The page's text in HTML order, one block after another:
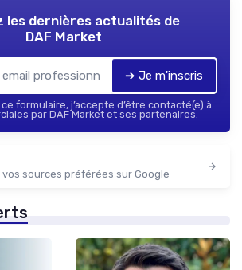
les dernières actualités de
DAF Market
➔ Je m'inscris
formulaire, j’accepte d’être contacté(e) à
par DAF Market et ses partenaires.
sources préférées sur Google